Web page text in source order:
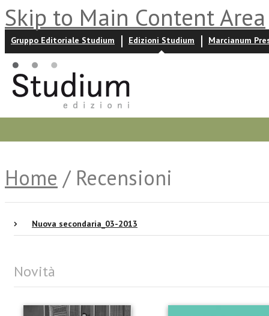
Skip to Main Content Area
Gruppo Editoriale Studium Edizioni Studium Marcianum
Home / Recensioni
Nuova secondaria_03-2013
Novità